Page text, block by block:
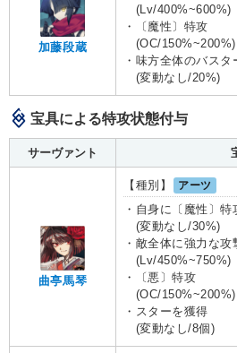
加藤段蔵
(Lv/400%~600%)
・〔魔性〕特攻
(OC/150%~200%)
・味方全体のバス
(変動なし/20%)
宝具による特攻状態付与
サーヴァント
曲亭馬琴
【種別】
アーツ
・自身に〔魔性〕
(変動なし/30%)
・敵全体に強力な攻
(Lv/450%~750%)
・〔悪〕特攻
(OC/150%~200%)
・スターを獲得
(変動なし/8個)